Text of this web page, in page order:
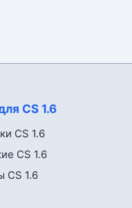
CS 1.6
CS 1.6
CS 1.6
CS 1.6